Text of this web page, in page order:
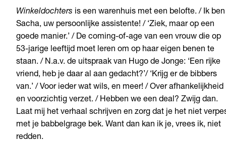
Winkeldochters is een warenhuis met een belofte. / Ik ben
Sacha, uw persoonlijke assistente! / ‘Ziek, maar op een
goede manier.’ / De coming-of-age van een vrouw die op
53-jarige leeftijd moet leren om op haar eigen benen te
staan. / N.a.v. de uitspraak van Hugo de Jonge: ‘Een rijke
vriend, heb je daar al aan gedacht?’/ ‘Krijg er de bibbers
van.’ / Voor ieder wat wils, en meer! / Over afhankelijkheid
en voorzichtig verzet. / Hebben we een deal? Zwijg dan.
Laat mij het verhaal schrijven en zorg dat je het niet
met je babbelgrage bek. Want dan kan ik je, vrees ik, niet
redden.